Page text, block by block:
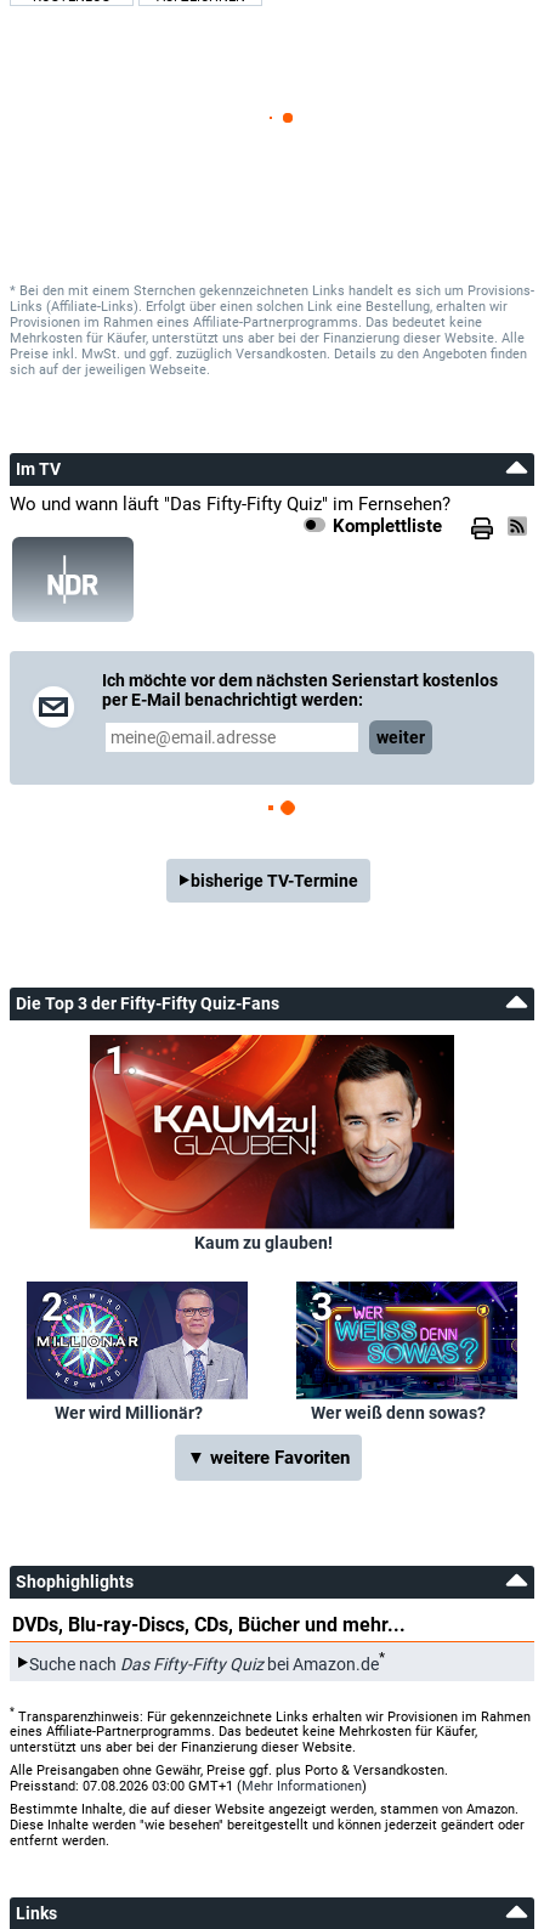
* Bei den mit einem Sternchen gekennzeichneten Links handelt es sich um Provisions-
Links (Affiliate-Links). Erfolgt über einen solchen Link eine Bestellung, erhalten wir
Provisionen im Rahmen eines Affiliate-Partnerprogramms. Das bedeutet keine
Mehrkosten für Käufer, unterstützt uns aber bei der Finanzierung dieser Website. Alle
Preise inkl. MwSt. und ggf. zuzüglich Versandkosten. Details zu den Angeboten finden
sich auf der jeweiligen Webseite.
Im TV
Wo und wann läuft "Das Fifty-Fifty Quiz" im Fernsehen?
Komplettliste
Ich möchte vor dem nächsten Serienstart kostenlos
per E-Mail benachrichtigt werden:
weiter
bisherige TV-Termine
Die Top 3 der Fifty-Fifty Quiz-Fans
Kaum zu glauben!
Wer wird Millionär? Wer weiß denn sowas?
▼ weitere Favoriten
Shophighlights
DVDs, Blu-ray-Discs, CDs, Bücher und mehr...
Suche nach Das Fifty-Fifty Quizbei Amazon.de*
* Transparenzhinweis: Für gekennzeichnete Links erhalten wir Provisionen im Rahmen
eines Affiliate-Partnerprogramms. Das bedeutet keine Mehrkosten für Käufer,
unterstützt uns aber bei der Finanzierung dieser Website.
Alle Preisangaben ohne Gewähr, Preise ggf. plus Porto & Versandkosten.
Preisstand: 07.08.2026 03:00 GMT+1 (Mehr Informationen)
Bestimmte Inhalte, die auf dieser Website angezeigt werden, stammen von Amazon.
Diese Inhalte werden "wie besehen" bereitgestellt und können jederzeit geändert oder
entfernt werden.
Links